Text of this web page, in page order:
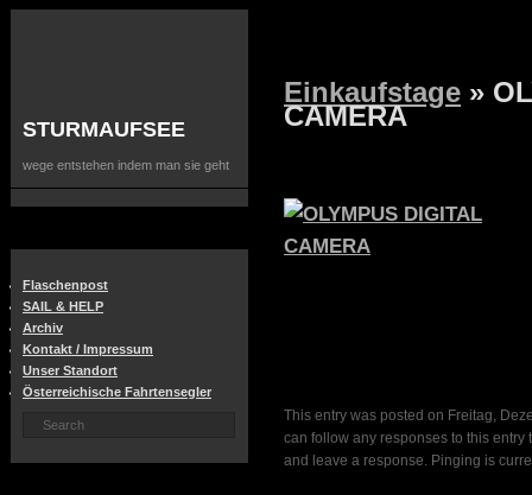
STURMAUFSEE
wege entstehen indem man sie geht
Flaschenpost
SAIL & HELP
Archiv
Kontakt / Impressum
Unser Standort
Österreichische Fahrtensegler
Einkaufstage »
CAMERA
This entry was posted on Freitag,
can follow any responses to this entry
and leave a response. Pinging is